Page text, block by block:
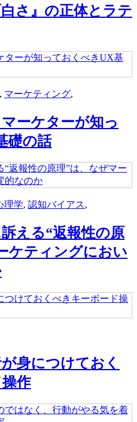
さ』の正体とラテ
, マーケティング,
ーケターが知っ
礎の話
理学, 認知バイアス,
える“返報性の原
ケティングにおい
身につけておく
作